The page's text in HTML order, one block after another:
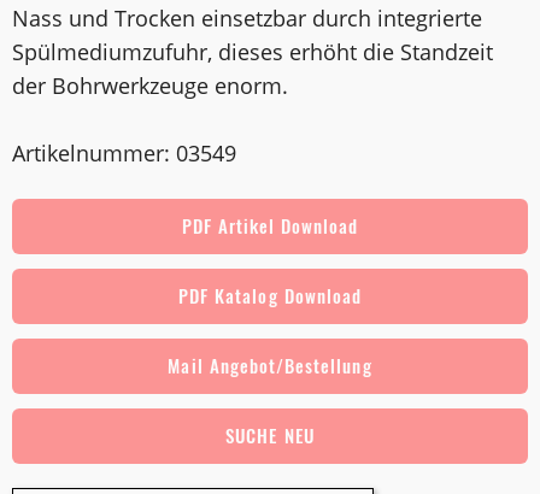
Nass und Trocken einsetzbar durch integrierte
Spülmediumzufuhr, dieses erhöht die Standzeit
der Bohrwerkzeuge enorm.
Artikelnummer: 03549
PDF Artikel Download
PDF Katalog Download
Mail Angebot/Bestellung
SUCHE NEU